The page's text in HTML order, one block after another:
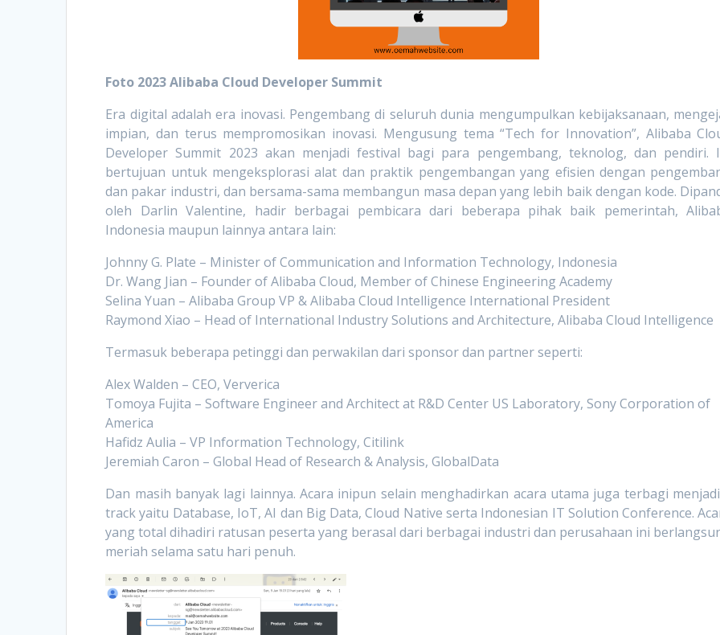
Foto 2023 Alibaba Cloud Developer Summit
Era digital adalah era inovasi. Pengembang di seluruh dunia mengumpulkan kebijaksanaan,
impian, dan terus mempromosikan inovasi. Mengusung tema “Tech for Innovation”, Alibaba
Developer Summit 2023 akan menjadi festival bagi para pengembang, teknolog, dan pendiri.
bertujuan untuk mengeksplorasi alat dan praktik pengembangan yang efisien dengan
dan pakar industri, dan bersama-sama membangun masa depan yang lebih baik dengan kode.
oleh Darlin Valentine, hadir berbagai pembicara dari beberapa pihak baik pemerintah,
Indonesia maupun lainnya antara lain:
Johnny G. Plate – Minister of Communication and Information Technology, Indonesia
Dr. Wang Jian – Founder of Alibaba Cloud, Member of Chinese Engineering Academy
Selina Yuan – Alibaba Group VP & Alibaba Cloud Intelligence International President
Raymond Xiao – Head of International Industry Solutions and Architecture, Alibaba Cloud Intelligence
Termasuk beberapa petinggi dan perwakilan dari sponsor dan partner seperti:
Alex Walden – CEO, Ververica
Tomoya Fujita – Software Engineer and Architect at R&D Center US Laboratory, Sony Corporation of
America
Hafidz Aulia – VP Information Technology, Citilink
Jeremiah Caron – Global Head of Research & Analysis, GlobalData
Dan masih banyak lagi lainnya. Acara inipun selain menghadirkan acara utama juga terbagi
track yaitu Database, IoT, AI dan Big Data, Cloud Native serta Indonesian IT Solution Conference.
yang total dihadiri ratusan peserta yang berasal dari berbagai industri dan perusahaan ini
meriah selama satu hari penuh.